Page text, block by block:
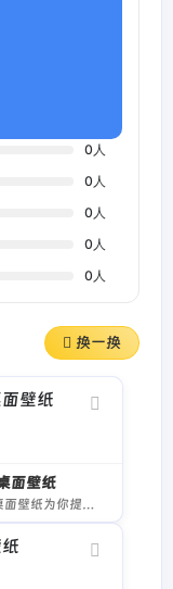
0 人
0 人
0 人
0 人
0 人
换一换
面壁纸
彼岸桌面壁纸为你提供最新最全的高清电脑壁纸